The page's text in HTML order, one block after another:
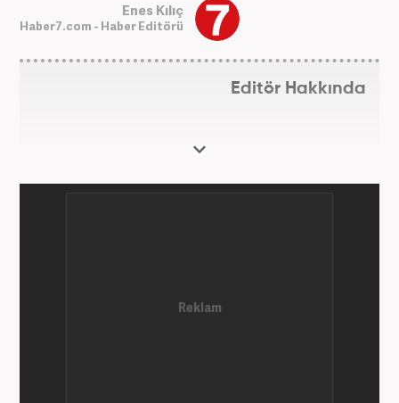
Enes Kılıç
Haber7.com - Haber Editörü
Editör Hakkında